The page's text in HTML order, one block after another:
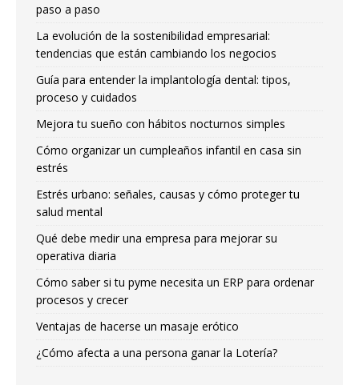
paso a paso
La evolución de la sostenibilidad empresarial:
tendencias que están cambiando los negocios
Guía para entender la implantología dental: tipos,
proceso y cuidados
Mejora tu sueño con hábitos nocturnos simples
Cómo organizar un cumpleaños infantil en casa sin
estrés
Estrés urbano: señales, causas y cómo proteger tu
salud mental
Qué debe medir una empresa para mejorar su
operativa diaria
Cómo saber si tu pyme necesita un ERP para ordenar
procesos y crecer
Ventajas de hacerse un masaje erótico
¿Cómo afecta a una persona ganar la Lotería?